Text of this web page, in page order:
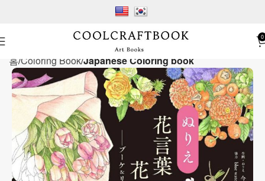
0
홈 Coloring BookJapanese Coloring book